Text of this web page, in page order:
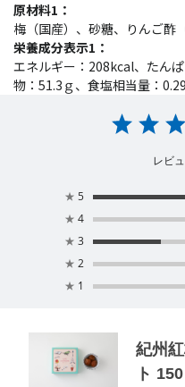
原材料1：
梅（国産）、砂糖、りんご酢
栄養成分表示1：
エネルギー：208kcal、たん
物：51.3ｇ、食塩相当量：
レビ
★ 5
★ 4
★ 3
★ 2
★ 1
紀州
ト